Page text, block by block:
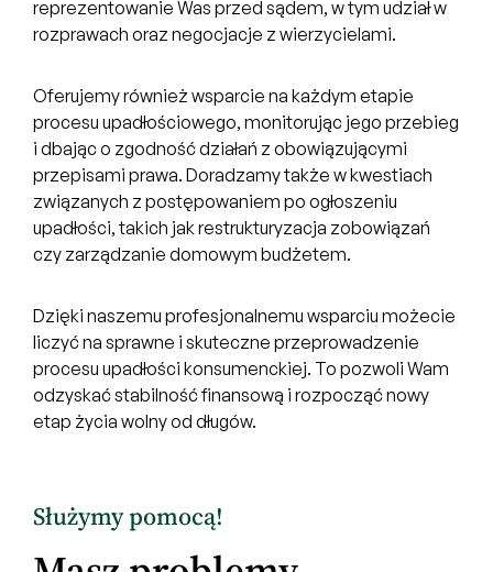
reprezentowanie Was przed sądem, w tym udział w
rozprawach oraz negocjacje z wierzycielami.
Oferujemy również wsparcie na każdym etapie
procesu upadłościowego, monitorując jego przebieg
i dbając o zgodność działań z obowiązującymi
przepisami prawa. Doradzamy także w kwestiach
związanych z postępowaniem po ogłoszeniu
upadłości, takich jak restrukturyzacja zobowiązań
czy zarządzanie domowym budżetem.
Dzięki naszemu profesjonalnemu wsparciu możecie
liczyć na sprawne i skuteczne przeprowadzenie
procesu upadłości konsumenckiej. To pozwoli Wam
odzyskać stabilność finansową i rozpocząć nowy
etap życia wolny od długów.
Służymy pomocą!